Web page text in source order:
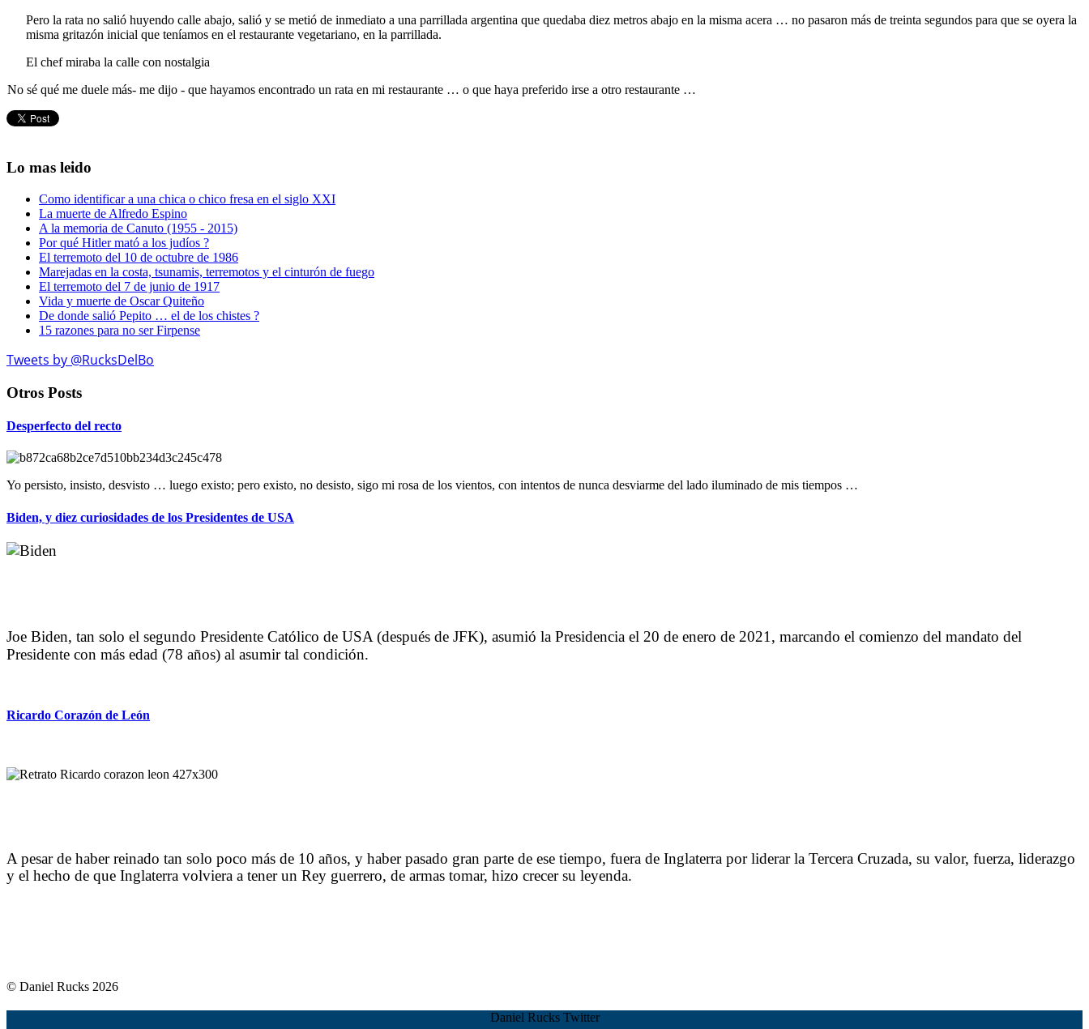
Pero la rata no salió huyendo calle abajo, salió y se metió de inmediato a una parrillada argentina que quedaba diez metros abajo en la misma acera … no pasaron más de treinta segundos para que se oyera la
misma gritazón inicial que teníamos en el restaurante vegetariano, en la parrillada.
El chef miraba la calle con nostalgia
No sé qué me duele más- me dijo - que hayamos encontrado un rata en mi restaurante … o que haya preferido irse a otro restaurante …
Lo mas leido
Como identificar a una chica o chico fresa en el siglo XXI
La muerte de Alfredo Espino
A la memoria de Canuto (1955 - 2015)
Por qué Hitler mató a los judíos ?
El terremoto del 10 de octubre de 1986
Marejadas en la costa, tsunamis, terremotos y el cinturón de fuego
El terremoto del 7 de junio de 1917
Vida y muerte de Oscar Quiteño
De donde salió Pepito … el de los chistes ?
15 razones para no ser Firpense
Tweets by @RucksDelBo
Otros Posts
Desperfecto del recto
Yo persisto, insisto, desvisto … luego existo; pero existo, no desisto, sigo mi rosa de los vientos, con intentos de nunca desviarme del lado iluminado de mis tiempos …
Biden, y diez curiosidades de los Presidentes de USA
Joe Biden, tan solo el segundo Presidente Católico de USA (después de JFK), asumió la Presidencia el 20 de enero de 2021, marcando el comienzo del mandato del
Presidente con más edad (78 años) al asumir tal condición.
Ricardo Corazón de León
A pesar de haber reinado tan solo poco más de 10 años, y haber pasado gran parte de ese tiempo, fuera de Inglaterra por liderar la Tercera Cruzada, su valor, fuerza, liderazgo
y el hecho de que Inglaterra volviera a tener un Rey guerrero, de armas tomar, hizo crecer su leyenda.
© Daniel Rucks 2026
Daniel Rucks Twitter